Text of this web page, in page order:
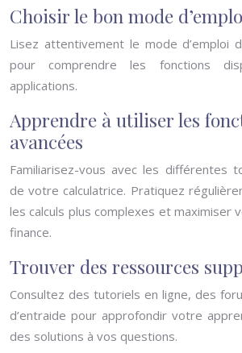
Choisir le bon mode
Lisez attentivement le mode d’emploi
pour comprendre les fonctions
applications.
Apprendre à utiliser les
avancées
Familiarisez-vous avec les différentes
de votre calculatrice. Pratiquez
les calculs plus complexes et maximiser
finance.
Trouver des ressources
Consultez des tutoriels en ligne, des
d’entraide pour approfondir votre
des solutions à vos questions.